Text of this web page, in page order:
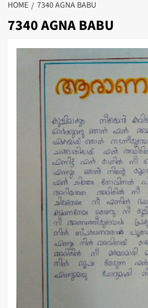
HOME 7340 AGNA BABU
7340 AGNA BABU